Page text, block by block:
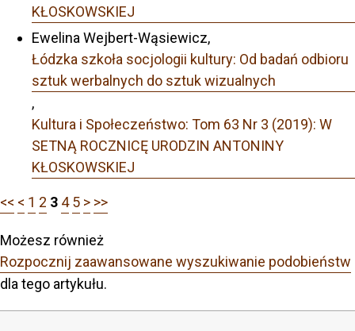
KŁOSKOWSKIEJ
Ewelina Wejbert-Wąsiewicz,
Łódzka szkoła socjologii kultury: Od badań odbioru
sztuk werbalnych do sztuk wizualnych
,
Kultura i Społeczeństwo: Tom 63 Nr 3 (2019): W
SETNĄ ROCZNICĘ URODZIN ANTONINY
KŁOSKOWSKIEJ
<< < 1 2 3 4 5 > >>
Możesz również
Rozpocznij zaawansowane wyszukiwanie podobieństw
dla tego artykułu.